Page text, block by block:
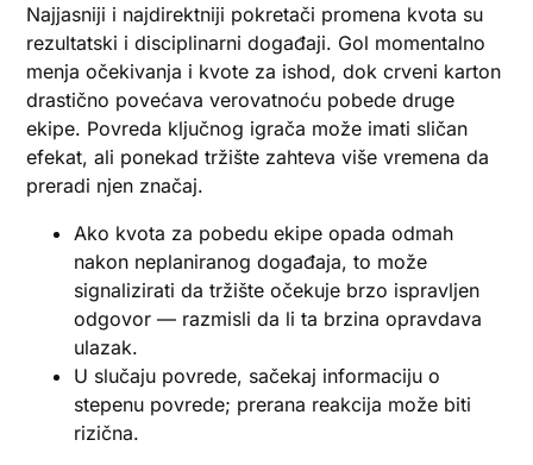
Najjasniji i najdirektniji pokretači promena kvota su
rezultatski i disciplinarni događaji. Gol momentalno
menja očekivanja i kvote za ishod, dok crveni karton
drastično povećava verovatnoću pobede druge
ekipe. Povreda ključnog igrača može imati sličan
efekat, ali ponekad tržište zahteva više vremena da
preradi njen značaj.
Ako kvota za pobedu ekipe opada odmah
nakon neplaniranog događaja, to može
signalizirati da tržište očekuje brzo ispravljen
odgovor — razmisli da li ta brzina opravdava
ulazak.
U slučaju povrede, sačekaj informaciju o
stepenu povrede; prerana reakcija može biti
rizična.